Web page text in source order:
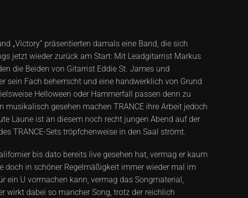
„Victory“ präsentierten damals eine Band, die sich
jetzt wieder zurück am Start: Mit Leadgitarrist Markus
die Beiden von Gitarrist Eddie St. James und
sein Fach beherrscht und eine handwerklich von Grund
Helloween oder Hammerfall passen denn zu
gesehen machen TRANCE ihre Arbeit jedoch
Laune ist an diesem noch recht jungen Abend auf der
TRANCE-Sets tröpfchenweise in den Saal strömt.
bis dato bereits live gesehen hat, vermag er kaum
doch in schöner Regelmäßigkeit immer wieder mal im
ein U vormachen kann, vermag das Songmaterial,
wirkt dabei so mancher Song, trotz der reichlich